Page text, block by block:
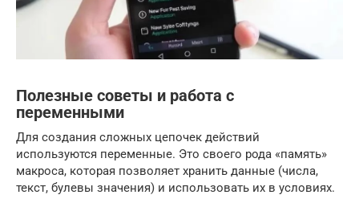
Полезные советы и работа с
переменными
Для создания сложных цепочек действий
используются переменные. Это своего рода «память»
макроса, которая позволяет хранить данные (числа,
текст, булевы значения) и использовать их в условиях.